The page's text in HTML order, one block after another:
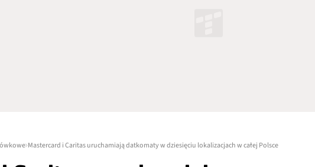
Mastercard i Caritas uruchamiają datkomaty w dziesięciu lokalizacjach w całej Polsce